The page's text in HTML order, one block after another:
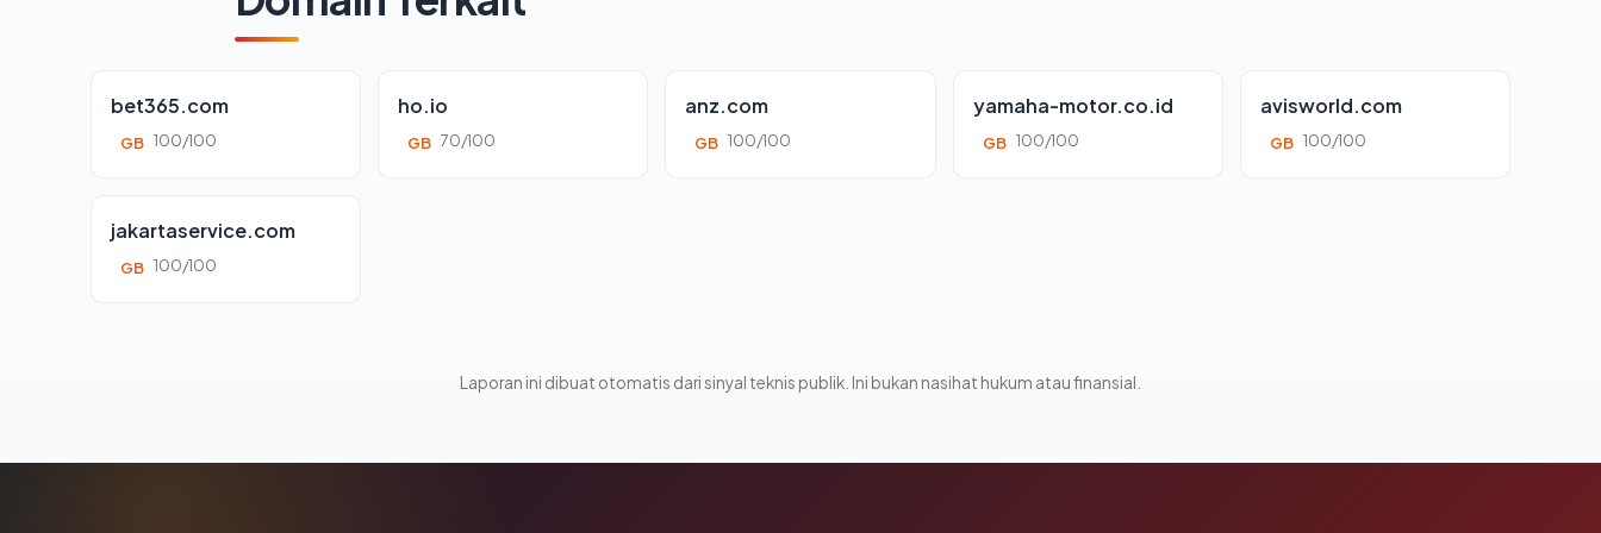
bet365.com
GB 100/100
ho.io
GB 70/100
anz.com
GB 100/100
yamaha-motor.co.id
GB 100/100
avisworld.com
GB 100/100
jakartaservice.com
GB 100/100
Laporan ini dibuat otomatis dari sinyal teknis publik. Ini bukan nasihat hukum atau finansial.